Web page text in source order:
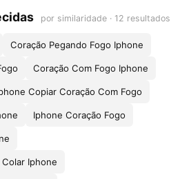
por similaridade · 12 resultados
Coração Pegando Fogo Iphone
Coração Com Fogo Iphone
Copiar Coração Com Fogo
Iphone Coração Fogo
Colar Iphone